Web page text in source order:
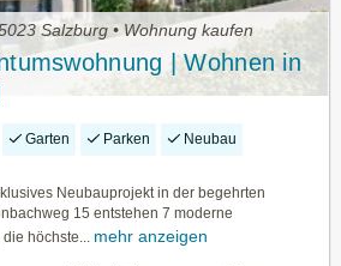
Salzburg • Wohnung kaufen
| Wohnen in
Garten Parken Neubau
Neubauprojekt in der begehrten
15 entstehen 7 moderne
höchste... mehr anzeigen